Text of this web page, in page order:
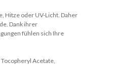
Hitze oder UV-Licht. Daher
Dank ihrer
fühlen sich Ihre
Acetate,